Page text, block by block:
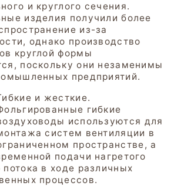
и круглого сечения.
изделия получили более
из-за
однако производство
круглой формы
поскольку они незаменимы
предприятий.
и жесткие.
гибкие
используются для
систем вентиляции в
пространстве, а
подачи нагретого
в ходе различных
процессов.